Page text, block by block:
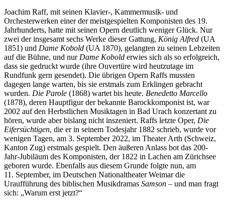
Joachim Raff, mit seinen Klavier-, Kammermusik- und
Orchesterwerken einer der meistgespielten Komponisten des 19.
Jahrhunderts, hatte mit seinen Opern deutlich weniger Glück. Nur
zwei der insgesamt sechs Werke dieser Gattung, König Alfred (UA
1851) und Dame Kobold (UA 1870), gelangten zu seinen Lebzeiten
auf die Bühne, und nur Dame Kobold erwies sich als so erfolgreich,
dass sie gedruckt wurde (ihre Ouvertüre wird heutzutage im
Rundfunk gern gesendet). Die übrigen Opern Raffs mussten
dagegen lange warten, bis sie erstmals zum Erklingen gebracht
wurden. Die Parole (1868) wartet bis heute. Benedetto Marcello
(1878), deren Hauptfigur der bekannte Barockkomponist ist, war
2002 auf den Herbstlichen Musiktagen in Bad Urach konzertant zu
hören, wurde aber bislang nicht inszeniert. Raffs letzte Oper, Die
Eifersüchtigen, die er in seinem Todesjahr 1882 schrieb, wurde vor
wenigen Tagen, am 3. September 2022, im Theater Arth (Schweiz,
Kanton Zug) erstmals gespielt. Den äußeren Anlass bot das 200-
Jahr-Jubiläum des Komponisten, der 1822 in Lachen am Zürichsee
geboren wurde. Ebenfalls aus diesem Grunde folgte nun, am
11. September, im Deutschen Nationaltheater Weimar die
Uraufführung des biblischen Musikdramas Samson – und man fragt
sich: „Warum erst jetzt?“